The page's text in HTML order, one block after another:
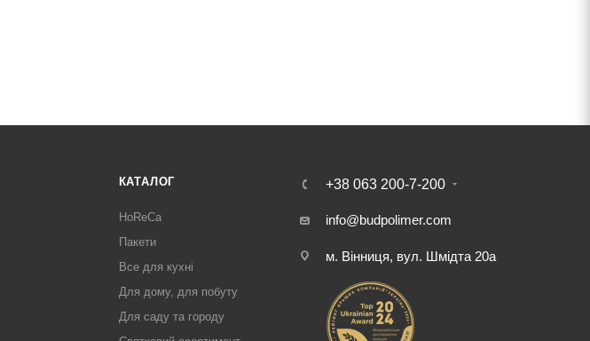
КАТАЛОГ
HoReCa
Пакети
Все для кухні
Для дому, для побуту
Для саду та городу
+38 063 200-7-200
info@budpolimer.com
м. Вінниця, вул. Шмідта 20а